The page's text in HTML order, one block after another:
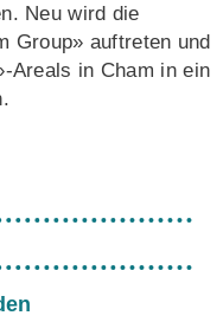
Neu wird die
Group» auftreten und
Areals in Cham in ein